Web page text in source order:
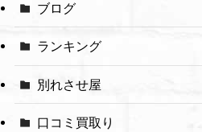
ブログ
ランキング
別れさせ屋
口コミ買取り